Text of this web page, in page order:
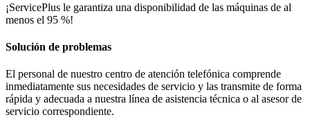
¡ServicePlus le garantiza una disponibilidad de las máquinas de al
menos el 95 %!
Solución de problemas
El personal de nuestro centro de atención telefónica comprende
inmediatamente sus necesidades de servicio y las transmite de forma
rápida y adecuada a nuestra línea de asistencia técnica o al asesor de
servicio correspondiente.